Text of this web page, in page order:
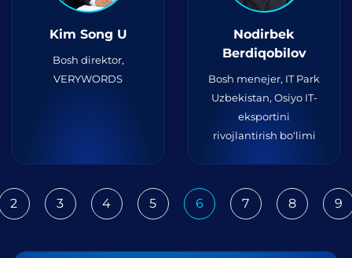
Kim Song U
Bosh direktor,
VERYWORDS
Nodirbek
Berdiqobilov
Bosh menejer, IT Park
Uzbekistan, Osiyo IT-
eksportini
rivojlantirish bo‘limi
2 3 4 5 6 7 8 9